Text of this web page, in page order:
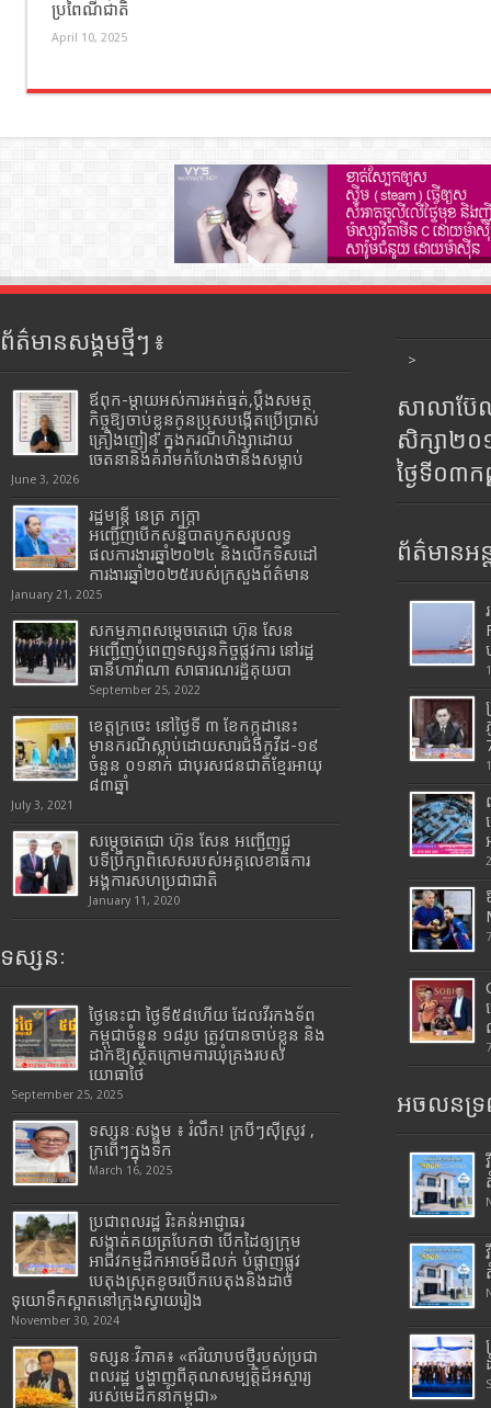
ប្រពៃណីជាតិ
April 10, 2025
ព័ត៌មានសង្គមថ្មីៗ ៖
ឪពុក-ម្ដាយអស់ការអត់ធ្មត់,ប្ដឹងសមត្ថ
កិច្ចឱ្យចាប់ខ្លួនកូនប្រុសបង្កើតប្រើប្រាស់
គ្រឿងញៀន ក្នុងករណីហិង្សាដោយ
ចេតនានិងគំរាមកំហែងថានឹងសម្លាប់
June 3, 2026
រដ្ឋមន្រ្តី​ នេត្រ​ ភក្ត្រា​
អញ្ជើញបើកសន្និបាតបូកសរុបលទ្ធ
ផលការងារឆ្នាំ២០២៤ និងលើកទិសដៅ
ការងារឆ្នាំ២០២៥របស់​ក្រសួង​ព័ត៌មាន​
January 21, 2025
សកម្មភាពសម្តេចតេជោ ហ៊ុន សែន
អញ្ជើញបំពេញទស្សនកិច្ចផ្លូវការ នៅរដ្ឋ
ធានីហាវ៉ាណា សាធារណរដ្ឋគុយបា
September 25, 2022
ខេត្តក្រចេះ នៅថ្ងៃទី ៣ ខែកក្កដានេះ
មានករណីស្លាប់ដោយសារជំងឺកូវីដ-១៩
ចំនួន ០១នាក់ ជាបុរសជនជាតិខ្មែរអាយុ
៨៣ឆ្នាំ
July 3, 2021
សម្តេចតេជោ ហ៊ុន សែន អញ្ជើញជួ
បទីប្រឹក្សាពិសេសរបស់អគ្គលេខាធិការ
អង្គការសហប្រជាជាតិ
January 11, 2020
ទស្សនៈ
ថ្ងៃនេះជា ថ្ងៃទី៥៨ហើយ ដែលវីរកងទ័ព
កម្ពុជាចំនួន ១៨រូប ត្រូវបានចាប់ខ្លួន និង
ដាក់ឱ្យស្ថិតក្រោមការឃុំគ្រងរបស់
យោធាថៃ
September 25, 2025
ទស្សនៈសង្គម ៖ រំលឹក! ក្របីៗស៊ីស្រូវ ,
ក្រពើៗក្នុងទឹក
March 16, 2025
ប្រជាពលរដ្ឋ រិះគន់អាជ្ញាធរ
សង្កាត់គយត្របែកថា បើកដៃឲ្យក្រុម
អាជីវកម្មដឹកអាចម៍ដីលក់ បំផ្លាញផ្លូវ
បេតុងស្រុតខូចរបើកបេតុងនិងដាច់
ទុយោទឹកស្អាតនៅក្រុងស្វាយរៀង
November 30, 2024
ទស្សនៈវិភាគ៖ «ឥរិយាបថថ្មីរបស់ប្រជា
ពលរដ្ឋ បង្ហាញពីគុណសម្បត្តិដ៏អស្ចារ្យ
របស់មេដឹកនាំកម្ពុជា»
>
សាលាប៊ែ
សិក្សា២
ថ្ងៃទី០៣
ព័ត៌មានអន្
អចលនទ្រ